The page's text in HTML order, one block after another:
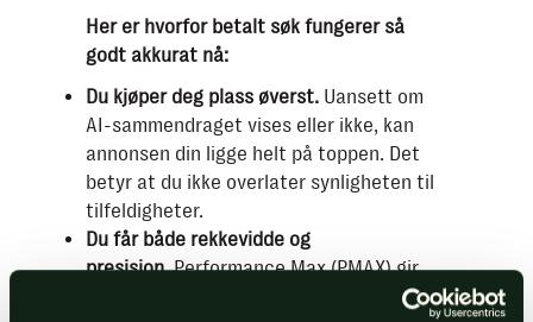
Her er hvorfor betalt søk fungerer så
godt akkurat nå:
Du kjøper deg plass øverst. Uansett om
AI-sammendraget vises eller ikke, kan
annonsen din ligge helt på toppen. Det
betyr at du ikke overlater synligheten til
tilfeldigheter.
Du får både rekkevidde og
presisjon.Performance Max (PMAX) gir
deg bred dekning på tvers av Googles